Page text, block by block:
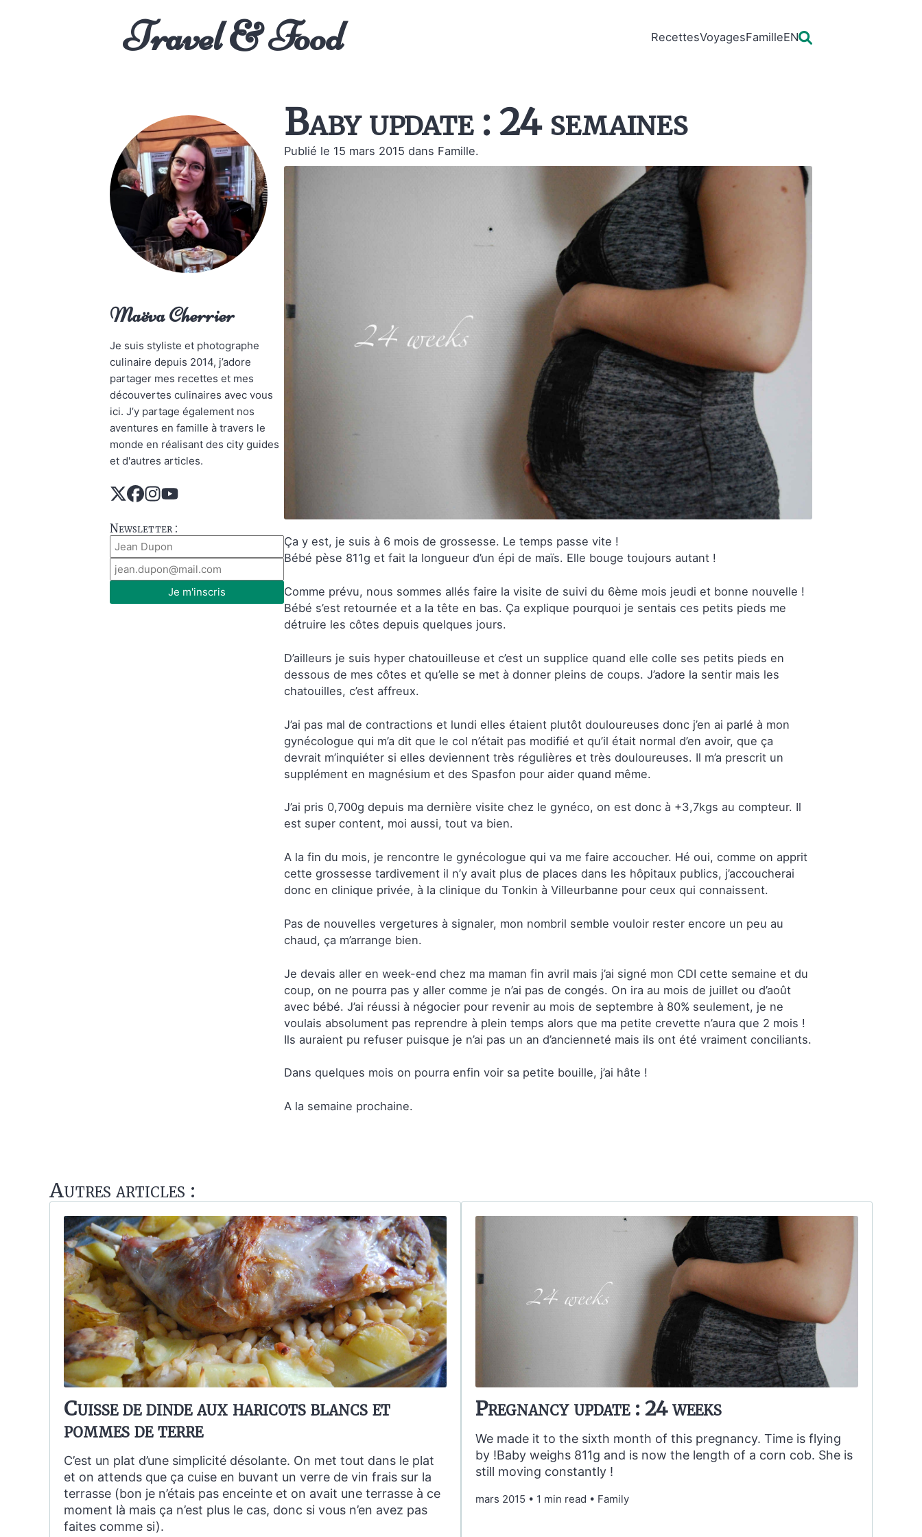
Travel & Food RecettesVoyagesFamilleEN
Maëva Cherrier
Je suis styliste et photographe
culinaire depuis 2014, j’adore
partager mes recettes et mes
découvertes culinaires avec vous
ici. J’y partage également nos
aventures en famille à travers le
monde en réalisant des city guides
et d'autres articles.
Newsletter :
Je m'inscris
Baby update : 24 semaines
Publié le 15 mars 2015 dans Famille.
Ça y est, je suis à 6 mois de grossesse. Le temps passe vite !
Bébé pèse 811g et fait la longueur d’un épi de maïs. Elle bouge toujours autant !
Comme prévu, nous sommes allés faire la visite de suivi du 6ème mois jeudi et bonne nouvelle !
Bébé s’est retournée et a la tête en bas. Ça explique pourquoi je sentais ces petits pieds me
détruire les côtes depuis quelques jours.
D’ailleurs je suis hyper chatouilleuse et c’est un supplice quand elle colle ses petits pieds en
dessous de mes côtes et qu’elle se met à donner pleins de coups. J’adore la sentir mais les
chatouilles, c’est affreux.
J’ai pas mal de contractions et lundi elles étaient plutôt douloureuses donc j’en ai parlé à mon
gynécologue qui m’a dit que le col n’était pas modifié et qu’il était normal d’en avoir, que ça
devrait m’inquiéter si elles deviennent très régulières et très douloureuses. Il m’a prescrit un
supplément en magnésium et des Spasfon pour aider quand même.
J’ai pris 0,700g depuis ma dernière visite chez le gynéco, on est donc à +3,7kgs au compteur. Il
est super content, moi aussi, tout va bien.
A la fin du mois, je rencontre le gynécologue qui va me faire accoucher. Hé oui, comme on apprit
cette grossesse tardivement il n’y avait plus de places dans les hôpitaux publics, j’accoucherai
donc en clinique privée, à la clinique du Tonkin à Villeurbanne pour ceux qui connaissent.
Pas de nouvelles vergetures à signaler, mon nombril semble vouloir rester encore un peu au
chaud, ça m’arrange bien.
Je devais aller en week-end chez ma maman fin avril mais j’ai signé mon CDI cette semaine et du
coup, on ne pourra pas y aller comme je n’ai pas de congés. On ira au mois de juillet ou d’août
avec bébé. J’ai réussi à négocier pour revenir au mois de septembre à 80% seulement, je ne
voulais absolument pas reprendre à plein temps alors que ma petite crevette n’aura que 2 mois !
Ils auraient pu refuser puisque je n’ai pas un an d’ancienneté mais ils ont été vraiment conciliants.
Dans quelques mois on pourra enfin voir sa petite bouille, j’ai hâte !
A la semaine prochaine.
Autres articles :
Cuisse de dinde aux haricots blancs et
pommes de terre
C’est un plat d’une simplicité désolante. On met tout dans le plat
et on attends que ça cuise en buvant un verre de vin frais sur la
terrasse (bon je n’étais pas enceinte et on avait une terrasse à ce
moment là mais ça n’est plus le cas, donc si vous n’en avez pas
faites comme si).
Pregnancy update : 24 weeks
We made it to the sixth month of this pregnancy. Time is flying
by !Baby weighs 811g and is now the length of a corn cob. She is
still moving constantly !
mars 2015 • 1 min read • Family